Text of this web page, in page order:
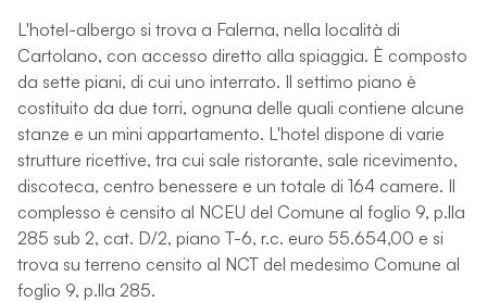
L'hotel-albergo si trova a Falerna, nella località di
Cartolano, con accesso diretto alla spiaggia. È composto
da sette piani, di cui uno interrato. Il settimo piano è
costituito da due torri, ognuna delle quali contiene alcune
stanze e un mini appartamento. L'hotel dispone di varie
strutture ricettive, tra cui sale ristorante, sale ricevimento,
discoteca, centro benessere e un totale di 164 camere. Il
complesso è censito al NCEU del Comune al foglio 9, p.lla
285 sub 2, cat. D/2, piano T-6, r.c. euro 55.654,00 e si
trova su terreno censito al NCT del medesimo Comune al
foglio 9, p.lla 285.